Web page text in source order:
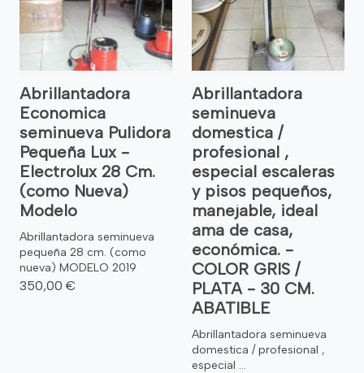
Abrillantadora
Economica
seminueva Pulidora
Pequeña Lux -
Electrolux 28 Cm.
(como Nueva)
Modelo
Abrillantadora seminueva
pequeña 28 cm. (como
nueva) MODELO 2019
350,00 €
Abrillantadora
seminueva
domestica /
profesional ,
especial escaleras
y pisos pequeños,
manejable, ideal
ama de casa,
económica. -
COLOR GRIS /
PLATA - 30 CM.
ABATIBLE
Abrillantadora seminueva
domestica / profesional ,
especial ...